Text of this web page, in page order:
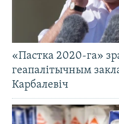
«Пастка 2020-га»
геапалітычным
Карбалевіч